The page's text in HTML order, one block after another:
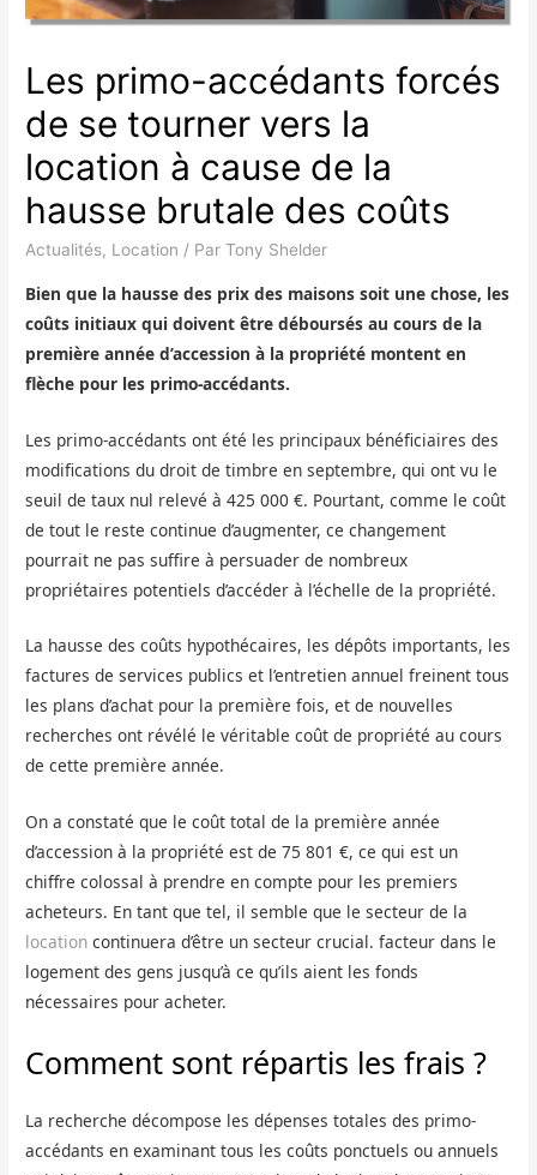
Les primo-accédants forcés
de se tourner vers la
location à cause de la
hausse brutale des coûts
Actualités, Location / ParTony Shelder
Bien que la hausse des prix des maisons soit une chose, les
coûts initiaux qui doivent être déboursés au cours de la
première année d’accession à la propriété montent en
flèche pour les primo-accédants.
Les primo-accédants ont été les principaux bénéficiaires des
modifications du droit de timbre en septembre, qui ont vu le
seuil de taux nul relevé à 425 000 €. Pourtant, comme le coût
de tout le reste continue d’augmenter, ce changement
pourrait ne pas suffire à persuader de nombreux
propriétaires potentiels d’accéder à l’échelle de la propriété.
La hausse des coûts hypothécaires, les dépôts importants, les
factures de services publics et l’entretien annuel freinent tous
les plans d’achat pour la première fois, et de nouvelles
recherches ont révélé le véritable coût de propriété au cours
de cette première année.
On a constaté que le coût total de la première année
d’accession à la propriété est de 75 801 €, ce qui est un
chiffre colossal à prendre en compte pour les premiers
acheteurs. En tant que tel, il semble que le secteur de la
location continuera d’être un secteur crucial. facteur dans le
logement des gens jusqu’à ce qu’ils aient les fonds
nécessaires pour acheter.
Comment sont répartis les frais ?
La recherche décompose les dépenses totales des primo-
accédants en examinant tous les coûts ponctuels ou annuels